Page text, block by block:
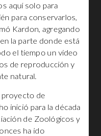
aquí solo para
para conservarlos,
Kardon, agregando
la parte donde está
el tiempo un video
de reproducción y
natural.
proyecto de
inició para la década
de Zoológicos y
ha ido